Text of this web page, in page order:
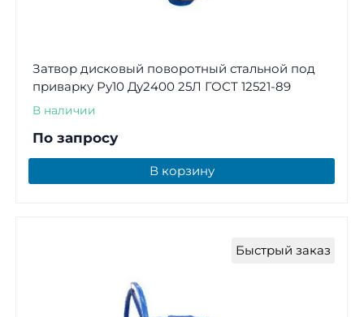
Затвор дисковый поворотный стальной под
приварку Ру10 Ду2400 25Л ГОСТ 12521-89
В наличии
По запросу
В корзину
Быстрый заказ